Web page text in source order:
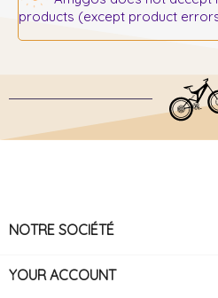
products (except product
NOTRE SOCIÉTÉ
YOUR ACCOUNT